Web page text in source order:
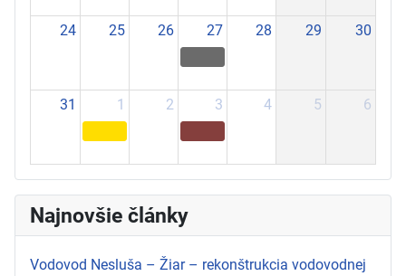
24 25 26 27 28 29 30
31 1 2 3 4 5 6
Najnovšie články
Vodovod Nesluša – Žiar – rekonštrukcia vodovodnej